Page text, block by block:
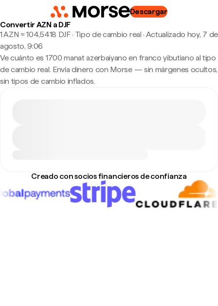
Descargar
Convertir AZN a DJF
1 AZN ≈ 104,5418 DJF · Tipo de cambio real · Actualizado hoy, 7 de
agosto, 9:06
Ve cuánto es 1700 manat azerbaiyano en franco yibutiano al tipo
de cambio real. Envía dinero con Morse — sin márgenes ocultos,
sin tipos de cambio inflados.
Creado con socios financieros de confianza